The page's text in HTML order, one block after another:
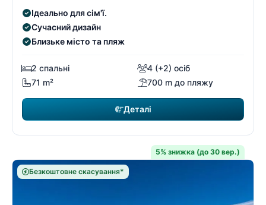
Ідеально для сім'ї.
Сучасний дизайн
Близьке місто та пляж
2 спальні
4 (+2) осіб
71 m²
700 m до пляжу
Деталі
5% знижка (до 30 вер.)
Безкоштовне скасування*